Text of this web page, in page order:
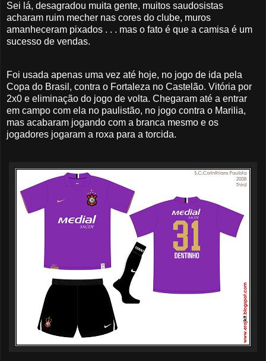
Sei lá, desagradou muita gente, muitos saudosistas
acharam ruim mecher nas cores do clube, muros
amanheceram pixados . . . mas o fato é que a camisa é um
sucesso de vendas.
Foi usada apenas uma vez até hoje, no jogo de ida pela
Copa do Brasil, contra o Fortaleza no Castelão. Vitória por
2x0 e eliminação do jogo de volta. Chegaram até a entrar
em campo com ela no paulistão, no jogo contra o Marilia,
mas acabaram jogando com a branca mesmo e os
jogadores jogaram a roxa para a torcida.